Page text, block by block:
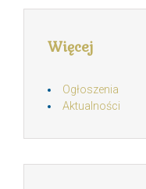
Więcej
Ogłoszenia
Aktualności